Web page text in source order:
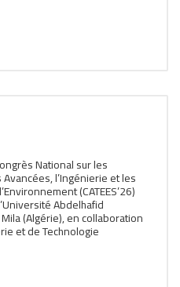
National sur les
l’Ingénierie et les
(CATEES’26)
Abdelhafid
(Algérie), en collaboration
et de Technologie